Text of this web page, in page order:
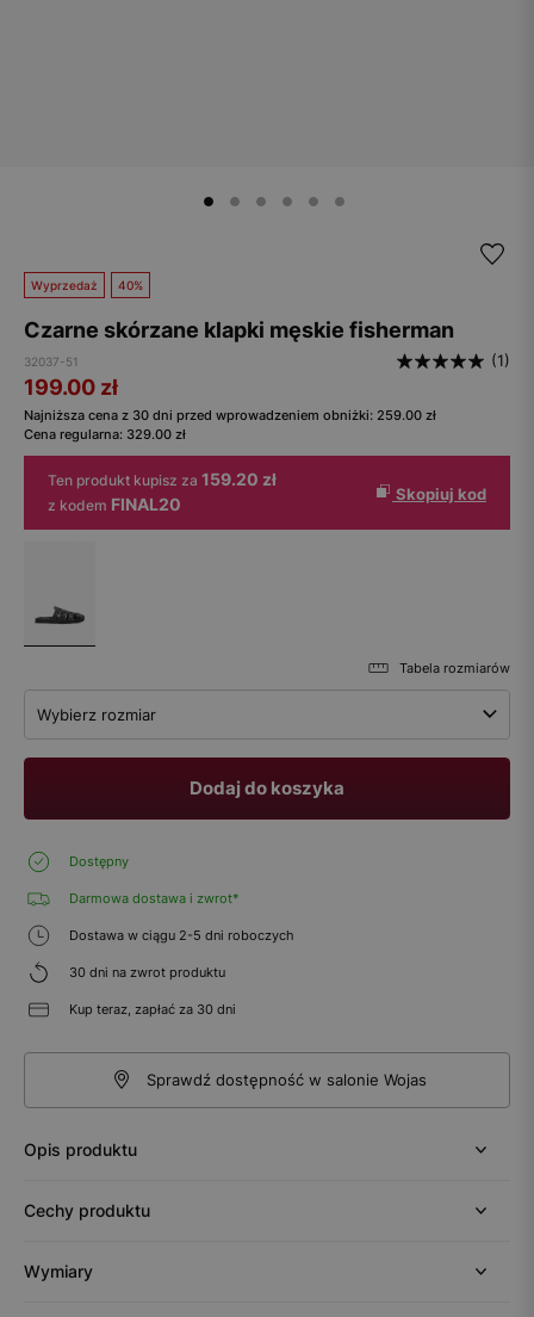
Wyprzedaż 40%
Czarne skórzane klapki męskie fisherman
32037-51 (1)
199.00 zł
Najniższa cena z 30 dni przed wprowadzeniem obniżki: 259.00 zł
Cena regularna: 329.00 zł
Ten produkt kupisz za 159.20 zł
z kodem FINAL20 Skopiuj kod
Tabela rozmiarów
Wybierz rozmiar
Dodaj do koszyka
Dostępny
Darmowa dostawa i zwrot*
Dostawa w ciągu 2-5 dni roboczych
30 dni na zwrot produktu
Kup teraz, zapłać za 30 dni
Sprawdź dostępność w salonie Wojas
Opis produktu
Cechy produktu
Wymiary